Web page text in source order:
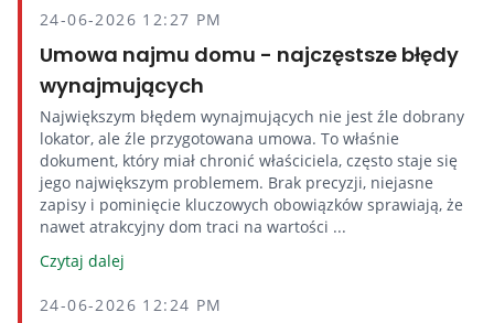
24-06-2026 12:27 PM
Umowa najmu domu - najczęstsze błędy
wynajmujących
Największym błędem wynajmujących nie jest źle dobrany
lokator, ale źle przygotowana umowa. To właśnie
dokument, który miał chronić właściciela, często staje się
jego największym problemem. Brak precyzji, niejasne
zapisy i pominięcie kluczowych obowiązków sprawiają, że
nawet atrakcyjny dom traci na wartości ...
Czytaj dalej
24-06-2026 12:24 PM